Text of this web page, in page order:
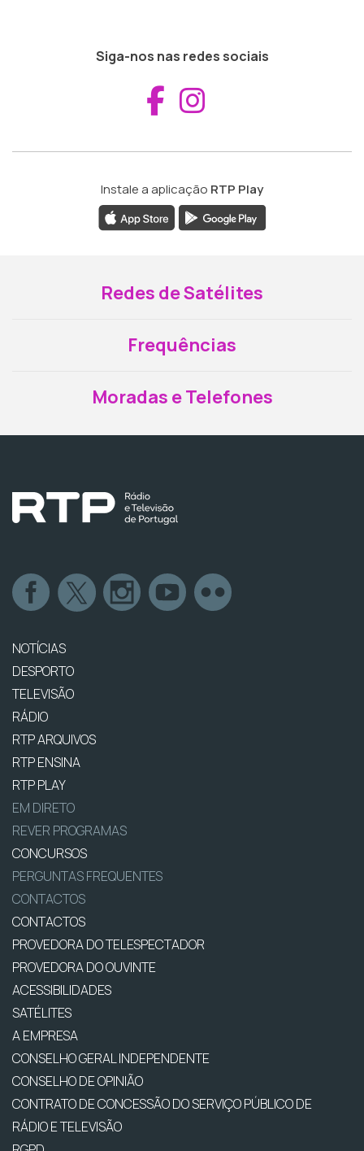
Siga-nos nas redes sociais
Aceder ao
Instale a aplicação RTP Play
Redes de Satélites
Frequências
Moradas e Telefones
NOTÍCIAS
DESPORTO
TELEVISÃO
RÁDIO
RTP ARQUIVOS
RTP ENSINA
RTP PLAY
EM DIRETO
REVER PROGRAMAS
CONCURSOS
PERGUNTAS FREQUENTES
CONTACTOS
CONTACTOS
PROVEDORA DO TELESPECTADOR
PROVEDORA DO OUVINTE
ACESSIBILIDADES
SATÉLITES
A EMPRESA
CONSELHO GERAL INDEPENDENTE
CONSELHO DE OPINIÃO
CONTRATO DE CONCESSÃO DO SERVIÇO PÚBLICO DE
RÁDIO E TELEVISÃO